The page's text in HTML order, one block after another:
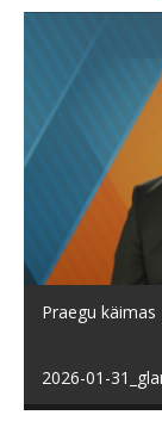
Praegu käimas
2026-01-